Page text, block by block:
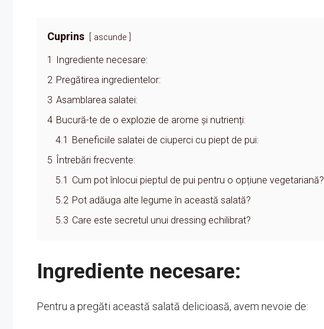
Cuprins ascunde
1
Ingrediente necesare:
2 Pregătirea ingredientelor:
3 Asamblarea salatei:
4 Bucură-te de o explozie de arome și nutrienți:
4.1 Beneficiile salatei de ciuperci cu piept de pui:
5 Întrebări frecvente:
5.1 Cum pot înlocui pieptul de pui pentru o opțiune vegetariană?
5.2 Pot adăuga alte legume în această salată?
5.3 Care este secretul unui dressing echilibrat?
Ingrediente necesare:
Pentru a pregăti această salată delicioasă, avem nevoie de: